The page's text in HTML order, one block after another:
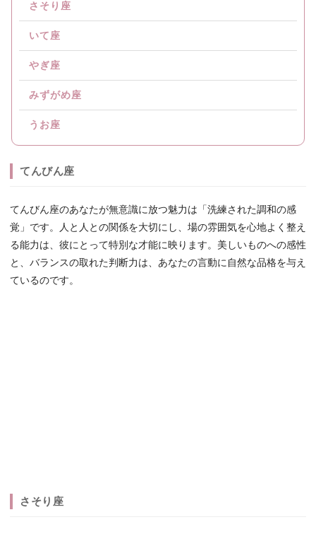
さそり座
いて座
やぎ座
みずがめ座
うお座
てんびん座
てんびん座のあなたが無意識に放つ魅力は「洗練された調和の感
覚」です。人と人との関係を大切にし、場の雰囲気を心地よく整え
る能力は、彼にとって特別な才能に映ります。美しいものへの感性
と、バランスの取れた判断力は、あなたの言動に自然な品格を与え
ているのです。
さそり座